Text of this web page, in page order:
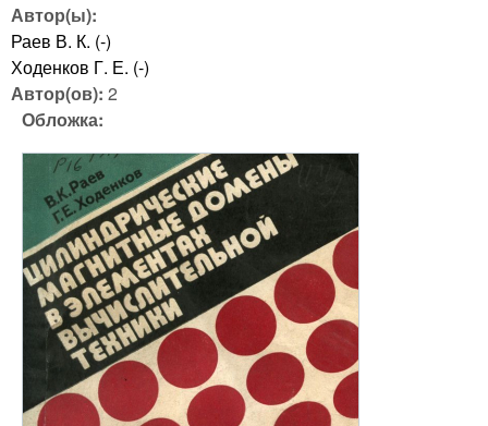
Автор(ы):
Раев В. К. (-)
Ходенков Г. Е. (-)
Автор(ов): 2
Обложка: